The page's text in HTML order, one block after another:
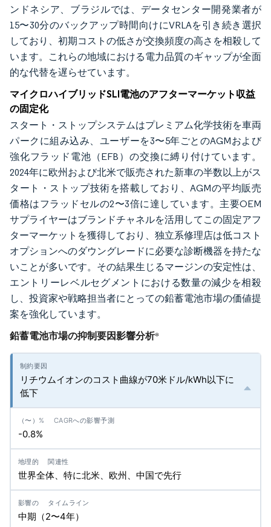
ンドネシア、ブラジルでは、データセンター開発業者が
15〜30分のバックアップ時間向けにVRLAを引き続き選択
しており、初期コストの低さが交換頻度の高さを相殺して
います。これらの地域における電力品質のギャップが全面
的な代替を遅らせています。
マイクロハイブリッドSLI電池のアフターマーケット収益
の固定化
スタート・ストップシステムはプレミアム化学技術を車両
パークに組み込み、ユーザーを3〜5年ごとのAGMおよび
強化フラッド電池（EFB）の交換に縛り付けています。
2024年に欧州および北米で販売された新車の半数以上がス
タート・ストップ技術を搭載しており、AGMの平均販売
価格はフラッドセルの2〜3倍に達しています。主要OEM
サプライヤーはブランドチャネルを活用してこの固定アフ
ターマーケットを獲得しており、独立系修理店は低コスト
オプションへのダウングレードに必要な診断機器を持たな
いことが多いです。その結果生じるマージンの安定性は、
エントリーレベルセグメントにおける数量の減少を相殺
し、投資家や戦略担当者にとっての鉛蓄電池市場の価値提
案を強化しています。
鉛蓄電池市場の抑制要因影響分析*
リチウムイオンのコスト曲線が70米ドル/kWh以下に
低下
-0.8%
世界全体、特に北米、欧州、中国で先行
中期（2〜4年）